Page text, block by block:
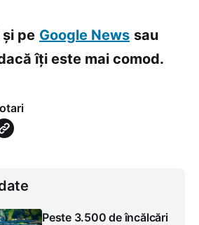
pe Google News sau
îți este mai comod.
Peste 3.500 de încălcări